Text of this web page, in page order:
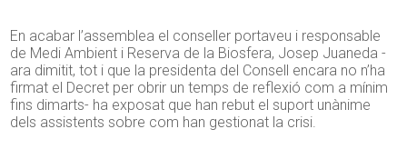
En acabar l’assemblea el conseller portaveu i responsable
de Medi Ambient i Reserva de la Biosfera, Josep Juaneda -
ara dimitit, tot i que la presidenta del Consell encara no n’ha
firmat el Decret per obrir un temps de reflexió com a mínim
fins dimarts- ha exposat que han rebut el suport unànime
dels assistents sobre com han gestionat la crisi.